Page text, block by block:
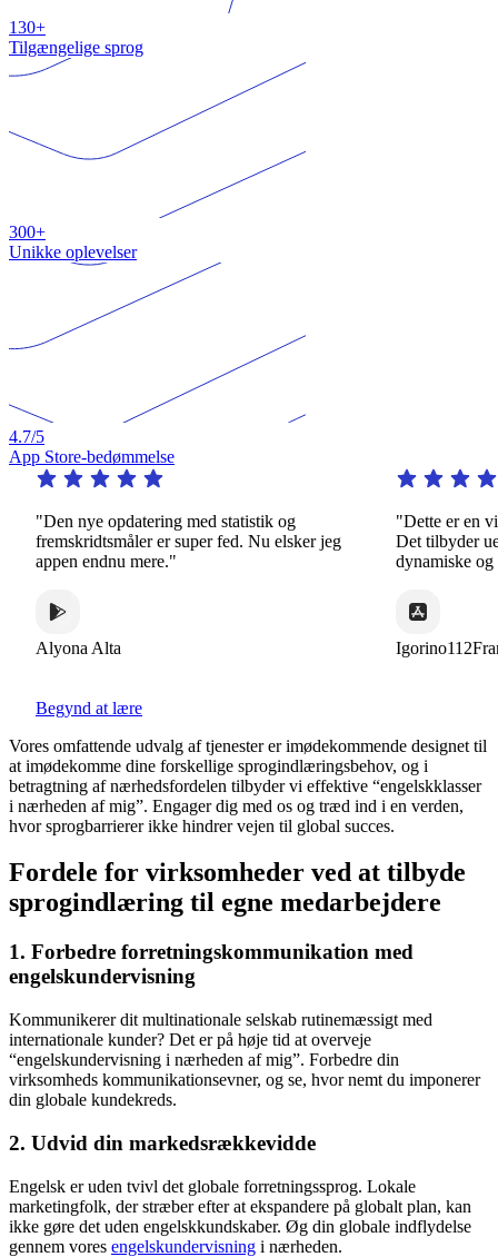
130+
Tilgængelige sprog
300+
Unikke oplevelser
4.7/5
App Store-bedømmelse
nye opdatering med statistik og
er super fed. Nu elsker jeg
endnu mere."
Alta
"Dette er en virkelig
Det tilbyder
dynamiske og
Igorino112France
Begynd at lære
Vores omfattende udvalg af tjenester er imødekommende designet til
at imødekomme dine forskellige sprogindlæringsbehov, og i
betragtning af nærhedsfordelen tilbyder vi effektive “engelskklasser
i nærheden af mig”. Engager dig med os og træd ind i en verden,
hvor sprogbarrierer ikke hindrer vejen til global succes.
Fordele for virksomheder ved at tilbyde
sprogindlæring til egne medarbejdere
1. Forbedre forretningskommunikation med
engelskundervisning
Kommunikerer dit multinationale selskab rutinemæssigt med
internationale kunder? Det er på høje tid at overveje
“engelskundervisning i nærheden af mig”. Forbedre din
virksomheds kommunikationsevner, og se, hvor nemt du imponerer
din globale kundekreds.
2. Udvid din markedsrækkevidde
Engelsk er uden tvivl det globale forretningssprog. Lokale
marketingfolk, der stræber efter at ekspandere på globalt plan, kan
ikke gøre det uden engelskkundskaber. Øg din globale indflydelse
gennem vores engelskundervisning i nærheden.